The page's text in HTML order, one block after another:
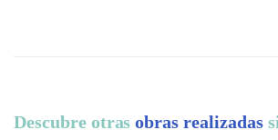
Descubre otrasobras realizadas